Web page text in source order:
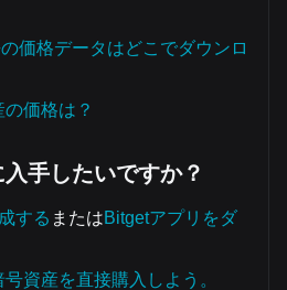
価格データはどこでダウンロ
価格は？
手したいですか？
する またはBitgetアプリをダ
資産を直接購入しよう。